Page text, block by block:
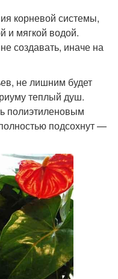
корневой системы,
и мягкой водой.
создавать, иначе на
не лишним будет
теплый душ.
полиэтиленовым
подсохнут —